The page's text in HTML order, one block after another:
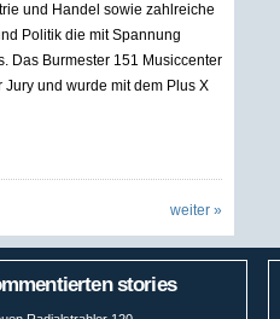
und Handel sowie zahlreiche
Politik die mit Spannung
Das Burmester 151 Musiccenter
und wurde mit dem Plus X
weiter »
stories